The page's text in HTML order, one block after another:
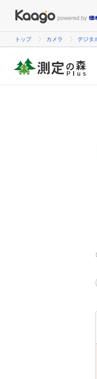
トップ カメラ デジタ